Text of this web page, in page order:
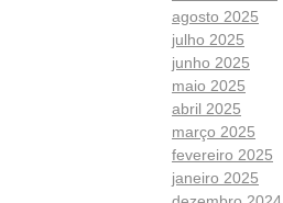
agosto 2025
julho 2025
junho 2025
maio 2025
abril 2025
março 2025
fevereiro 2025
janeiro 2025